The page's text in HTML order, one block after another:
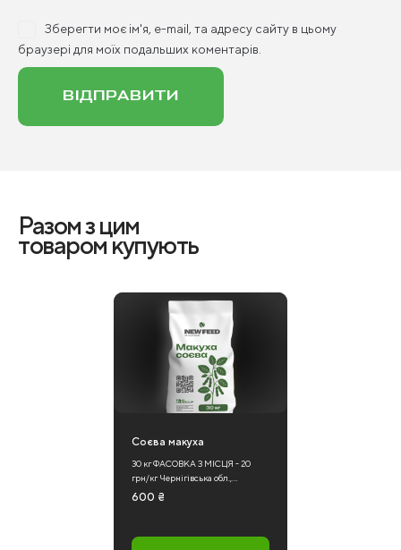
Зберегти моє ім'я, e-mail, та адресу сайту в цьому
браузері для моїх подальших коментарів.
Разом з цим
товаром купують
Соєва макуха
30 кг ФАСОВКА З МІСЦЯ - 20
грн/кг Чернігівська обл.,...
600 ₴